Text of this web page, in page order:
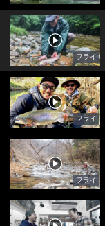
フライ
フライ
フライ